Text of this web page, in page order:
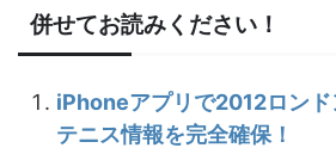
併せてお読みください！
iPhoneアプリで2012ロン
テニス情報を完全確保！